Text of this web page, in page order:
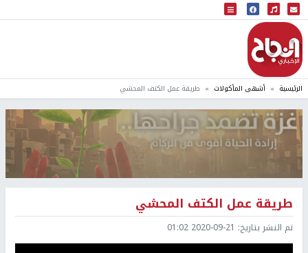
البث المباشر
إذاعة النجاح
الرئيسية أشهى المأكولات طريقة عمل الكتف المحشي
طريقة عمل الكتف المحشي
تم النشر بتاريخ: 2020-09-21 01:02